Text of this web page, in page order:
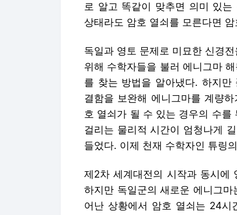
로 알고 똑같이 맞추면 의미 있
상태라도 암호 열쇠를 모른다면
독일과 영토 문제로 미묘한 신경
위해 수학자들을 불러 에니그마
를 찾는 방법을 알아냈다. 하지
결함을 보완해 에니그마를 계량
호 열쇠가 될 수 있는 경우의 수를
걸리는 물리적 시간이 엄청나게
들었다. 이제 천재 수학자인 튜링
제2차 세계대전의 시작과 동시에
하지만 독일군의 새로운 에니그
어난 상황에서 암호 열쇠는 24시